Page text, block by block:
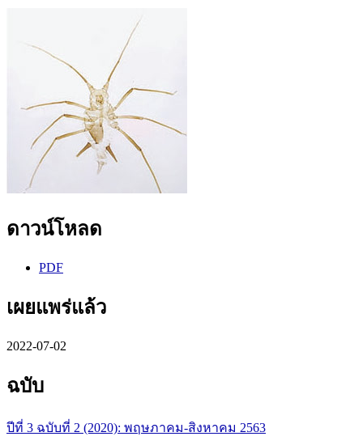
ดาวน์โหลด
PDF
เผยแพร่แล้ว
2022-07-02
ฉบับ
ปีที่ 3 ฉบับที่ 2 (2020): พฤษภาคม-สิงหาคม 2563